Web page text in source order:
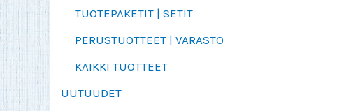
TUOTEPAKETIT | SETIT
PERUSTUOTTEET | VARASTO
KAIKKI TUOTTEET
UUTUUDET